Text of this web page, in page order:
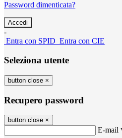
Password dimenticata?
-
Entra con SPID Entra con CIE
Seleziona utente
button close ×
Recupero password
button close ×
E-mail